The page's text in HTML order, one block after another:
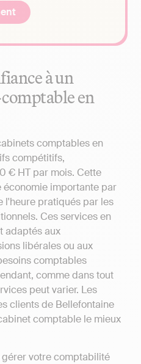
à un
en
comptables en
compétitifs,
€ HT par mois. Cette
importante par
pratiqués par les
Ces services en
adaptés aux
libérales ou aux
comptables
comme dans tout
peut varier. Les
clients de Bellefontaine
comptable le mieux
votre comptabilité